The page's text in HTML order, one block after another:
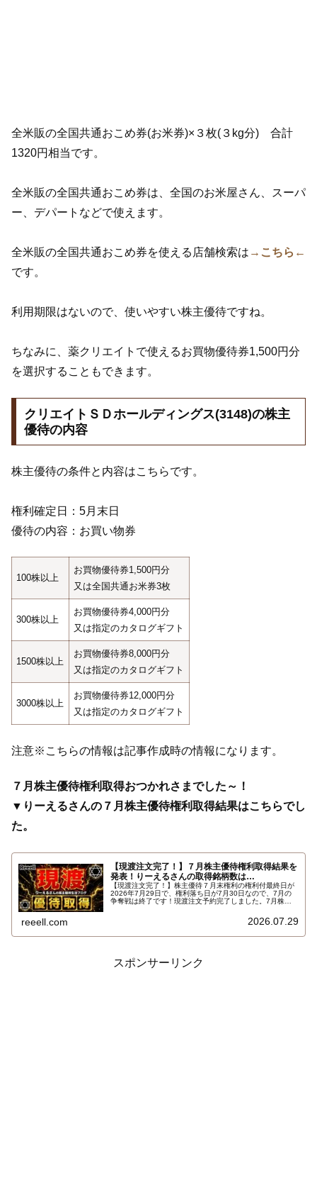
全米販の全国共通おこめ券(お米券)×３枚(３kg分) 合計
1320円相当です。
全米販の全国共通おこめ券は、全国のお米屋さん、スーパ
ー、デパートなどで使えます。
全米販の全国共通おこめ券を使える店舗検索は →こちら←
です。
利用期限はないので、使いやすい株主優待ですね。
ちなみに、薬クリエイトで使えるお買物優待券1,500円分
を選択することもできます。
クリエイトＳＤホールディングス(3148)の株主
優待の内容
株主優待の条件と内容はこちらです。
権利確定日：5月末日
優待の内容：お買い物券
100株以上
お買物優待券1,500円分
又は全国共通お米券3枚
300株以上
お買物優待券4,000円分
又は指定のカタログギフト
1500株以上
お買物優待券8,000円分
又は指定のカタログギフト
3000株以上
お買物優待券12,000円分
又は指定のカタログギフト
注意※こちらの情報は記事作成時の情報になります。
７月株主優待権利取得おつかれさまでした～！
▼りーえるさんの７月株主優待権利取得結果はこちらでし
た。
【現渡注文完了！】７月株主優待権利取得結果を
発表！りーえるさんの取得銘柄数は…
【現渡注文完了！】株主優待７月末権利の権利付最終日が
2026年7月29日で、権利落ち日が7月30日なので、7月の
争奪戦は終了です！現渡注文予約完了しました。7月株主
reeell.com 2026.07.29
スポンサーリンク